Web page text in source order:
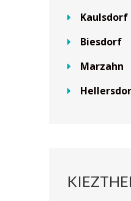
Kaulsdorf
Biesdorf
Marzahn